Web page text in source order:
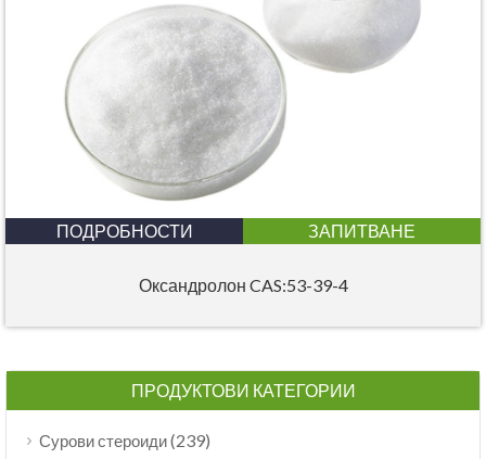
ПОДРОБНОСТИ ЗАПИТВАНЕ
Оксандролон CAS:53-39-4
ПРОДУКТОВИ КАТЕГОРИИ
Сурови стероиди(239)